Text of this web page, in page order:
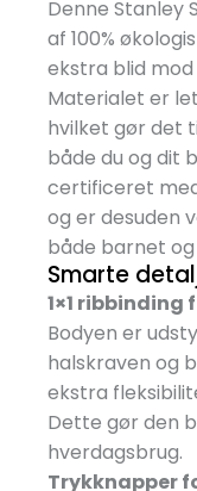
Denne Stanley
af 100%
ekstra blid
Materialet er
hvilket gør det
både du og dit
certificeret
og er desuden
både barnet
Smarte
1×1
Bodyen er
halskraven og
ekstra
Dette gør den
hverdagsbrug.
Trykknapper